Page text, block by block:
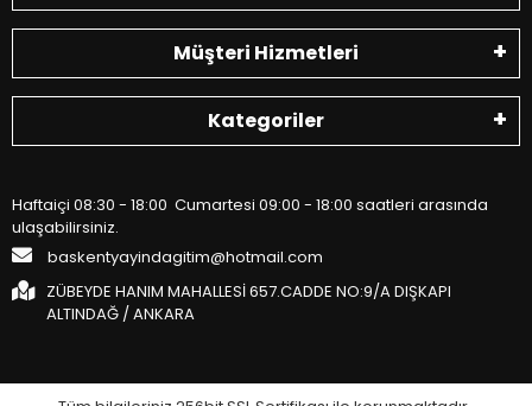
Müşteri Hizmetleri
Kategoriler
Haftaiçi 08:30 - 18:00 Cumartesi 09:00 - 18:00 saatleri arasında
ulaşabilirsiniz.
baskentyayindagitim@hotmail.com
ZÜBEYDE HANIM MAHALLESİ 657.CADDE NO:9/A DIŞKAPI
ALTINDAĞ / ANKARA